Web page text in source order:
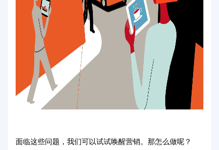
面临这些问题，我们可以试试唤醒营销。那怎么做呢？